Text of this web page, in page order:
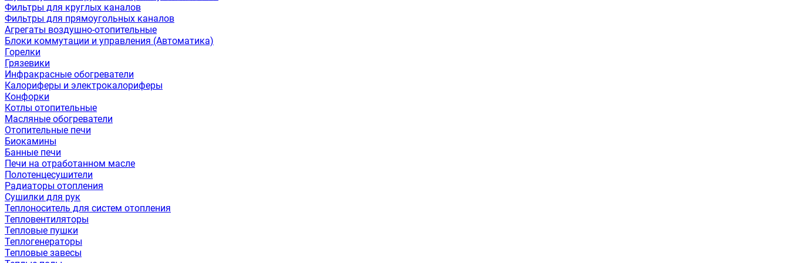
Фильтры для круглых каналов
Фильтры для прямоугольных каналов
Агрегаты воздушно-отопительные
Блоки коммутации и управления (Автоматика)
Горелки
Грязевики
Инфракрасные обогреватели
Калориферы и электрокалориферы
Конфорки
Котлы отопительные
Масляные обогреватели
Отопительные печи
Биокамины
Банные печи
Печи на отработанном масле
Полотенцесушители
Радиаторы отопления
Сушилки для рук
Теплоноситель для систем отопления
Тепловентиляторы
Тепловые пушки
Теплогенераторы
Тепловые завесы